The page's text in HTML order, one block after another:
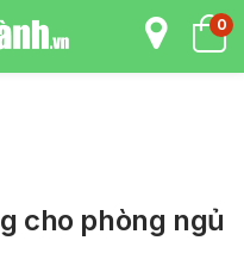
0
cho phòng ngủ